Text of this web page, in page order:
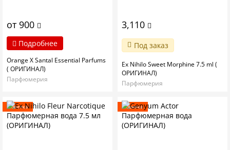
от 900
Подробнее
Orange X Santal Essential Parfums
( ОРИГИНАЛ)
Парфюмерия
3,110
Под заказ
Ex Nihilo Sweet Morphine 7.5 ml (
ОРИГИНАЛ)
Парфюмерия
Новинка Новинка